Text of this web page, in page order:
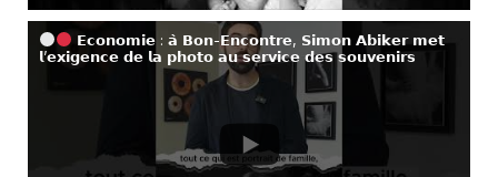
𝗘𝗰𝗼𝗻𝗼𝗺𝗶𝗲 : 𝗮̀ 𝗕𝗼𝗻-𝗘𝗻𝗰𝗼𝗻𝘁𝗿𝗲, 𝗦𝗶𝗺𝗼𝗻 𝗔𝗯𝗶𝗸𝗲𝗿 𝗺𝗲𝘁
𝗹’𝗲𝘅𝗶𝗴𝗲𝗻𝗰𝗲 𝗱𝗲 𝗹𝗮 𝗽𝗵𝗼𝘁𝗼 𝗮𝘂 𝘀𝗲𝗿𝘃𝗶𝗰𝗲 𝗱𝗲𝘀 𝘀𝗼𝘂𝘃𝗲𝗻𝗶𝗿𝘀